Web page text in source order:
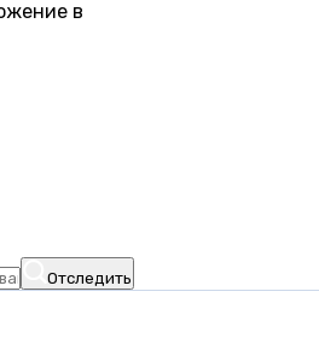
в
Отследить